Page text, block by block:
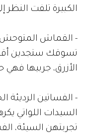
الكبيرة تلفت
- القماش المتوحش
تسوقك ستجدين
الأزرق، جربيها فهي
- الفساتين الرديئة
السيدات اللواتي
تجربتهن السيئة،